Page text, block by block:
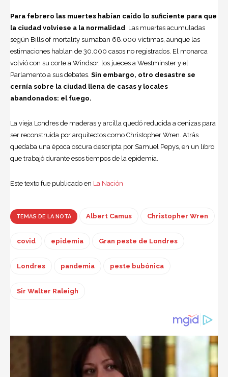
Para febrero las muertes habían caído lo suficiente para que
la ciudad volviese a la normalidad . Las muertes acumuladas
según Bills of mortality sumaban 68.000 víctimas, aunque las
estimaciones hablan de 30.000 casos no registrados. El monarca
volvió con su corte a Windsor, los jueces a Westminster y el
Parlamento a sus debates. Sin embargo, otro desastre se
cernía sobre la ciudad llena de casas y locales
abandonados: el fuego.
La vieja Londres de maderas y arcilla quedó reducida a cenizas para
ser reconstruida por arquitectos como Christopher Wren . Atrás
quedaba una época oscura descripta por Samuel Pepys, en un libro
que trabajó durante esos tiempos de la epidemia.
Este texto fue publicado en La Nación
TEMAS DE LA NOTA Albert Camus Christopher Wren
covid epidemia Gran peste de Londres
Londres pandemia peste bubónica
Sir Walter Raleigh